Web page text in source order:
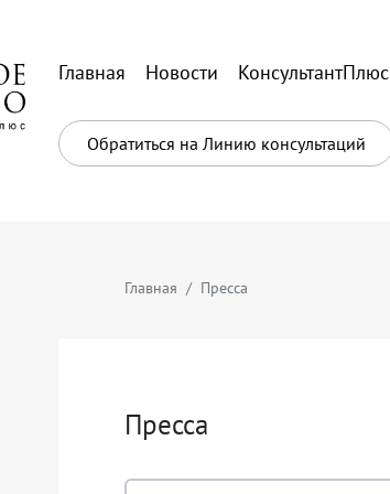
Главная Новости КонсультантПлюс
Обратиться на Линию консультаций
Главная Пресса
Пресса